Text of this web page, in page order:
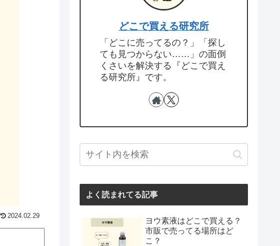
2024.02.29
どこで買える研究所
「どこに売ってるの？」「探し
ても見つからない……」の面倒
くさいを解決する『どこで買え
る研究所』です。
よく読まれてる記事
ヨウ素液はどこで買える？
市販で売ってる場所はど
こ？